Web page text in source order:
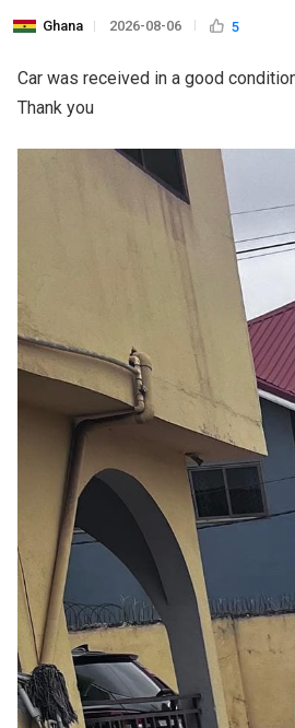
Ghana 2026-08-06 5
Car was received in a good
Thank you